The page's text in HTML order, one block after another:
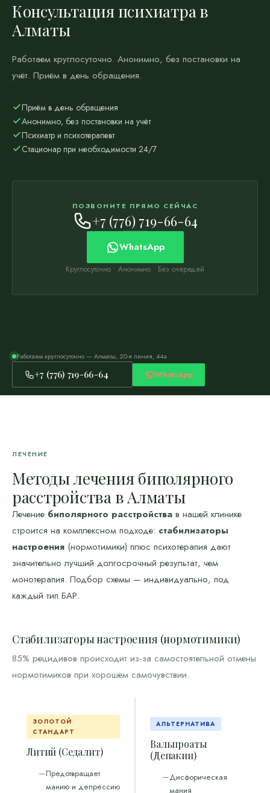
Консультация психиатра в
Алматы
Работаем круглосуточно. Анонимно, без постановки на
учёт. Приём в день обращения.
Приём в день обращения
Анонимно, без постановки на учёт
Психиатр и психотерапевт
Стационар при необходимости 24/7
ПОЗВОНИТЕ ПРЯМО СЕЙЧАС
+7 (776) 719-66-64
WhatsApp
Круглосуточно • Анонимно • Без очередей
Работаем круглосуточно — Алматы, 20-я линия, 44а
+7 (776) 719-66-64 WhatsApp
ЛЕЧЕНИЕ
Методы лечения биполярного
расстройства в Алматы
Лечение биполярного расстройства в нашей клинике
строится на комплексном подходе: стабилизаторы
настроения (нормотимики) плюс психотерапия дают
значительно лучший долгосрочный результат, чем
монотерапия. Подбор схемы — индивидуально, под
каждый тип БАР.
Стабилизаторы настроения (нормотимики)
85% рецидивов происходит из-за самостоятельной отмены
нормотимиков при хорошем самочувствии.
ЗОЛОТОЙ
СТАНДАРТ
Литий (Седалит)
Предотвращает
манию и депрессию
АЛЬТЕРНАТИВА
Вальпроаты
(Депакин)
Дисфорическая
мания